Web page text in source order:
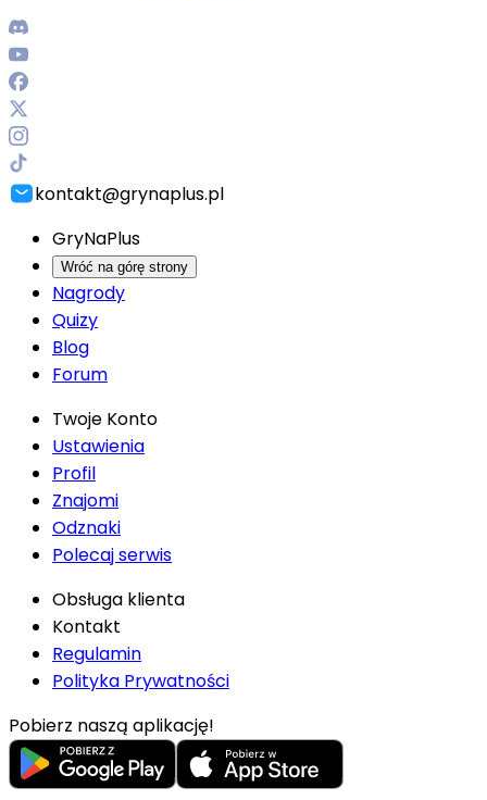
kontakt@grynaplus.pl
GryNaPlus
Wróć na górę strony
Nagrody
Quizy
Blog
Forum
Twoje Konto
Ustawienia
Profil
Znajomi
Odznaki
Polecaj serwis
Obsługa klienta
Kontakt
Regulamin
Polityka Prywatności
Pobierz naszą aplikację!